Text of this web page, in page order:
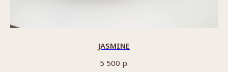
JASMINE
5 500 р.